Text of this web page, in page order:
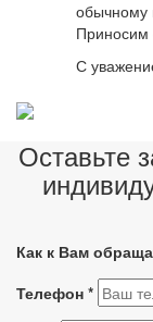
обычному
Приносим
С
Оставьте
Как к Вам
Телефон *